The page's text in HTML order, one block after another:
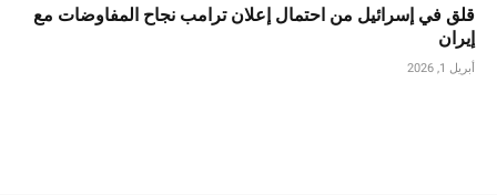
قلق في إسرائيل من احتمال إعلان ترامب نجاح المفاوضات مع
إيران
أبريل 1, 2026